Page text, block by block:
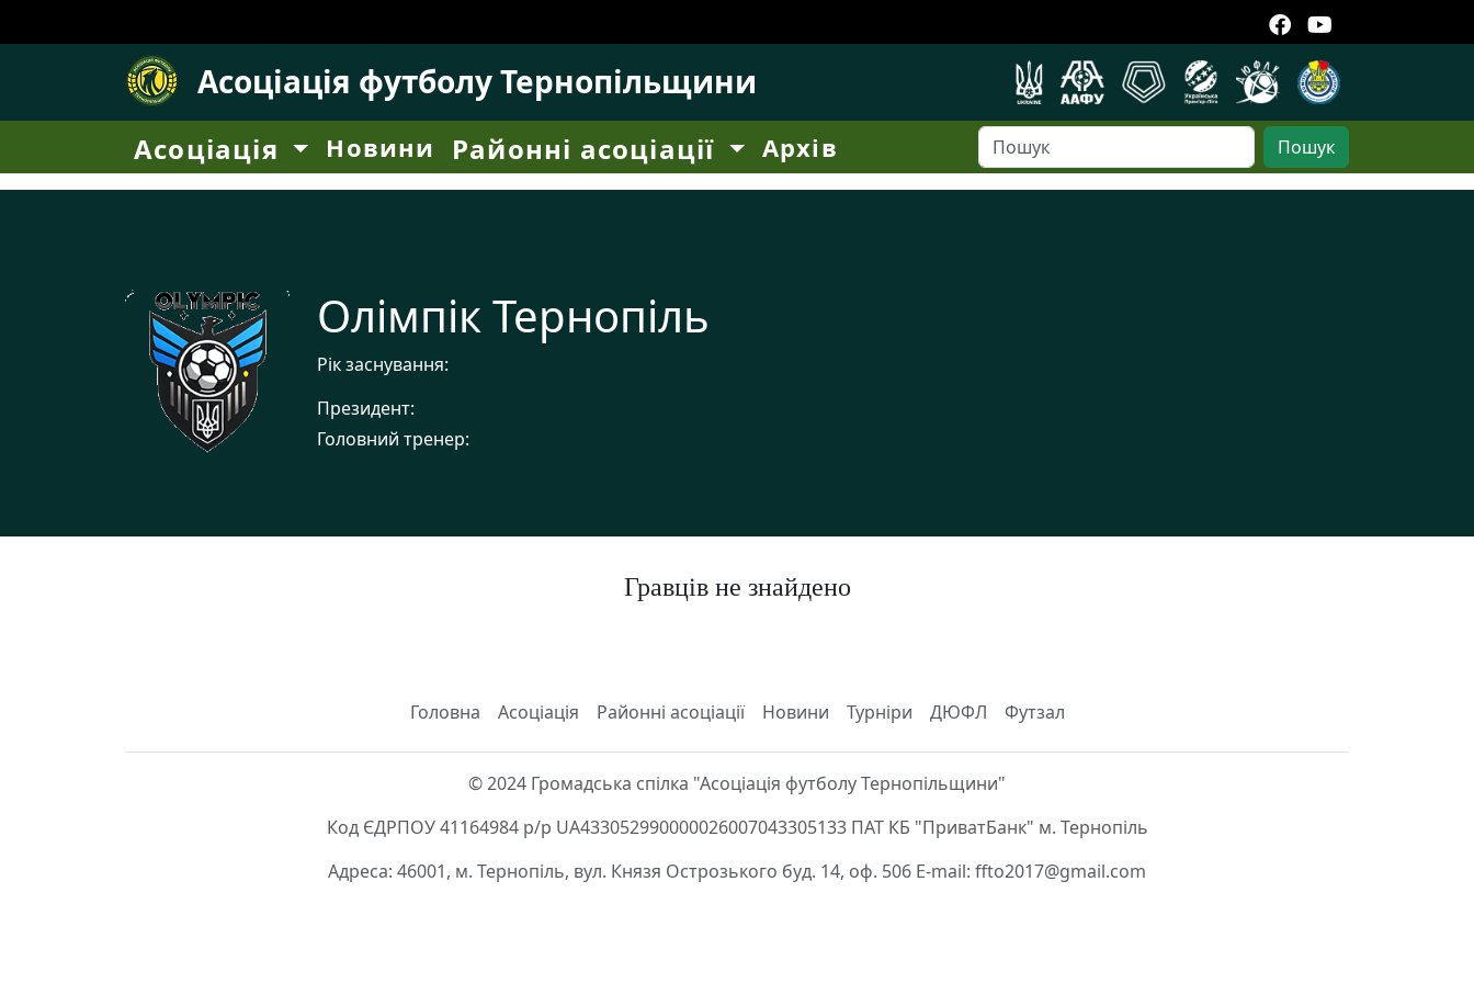
Асоціація футболу Тернопільщини
Асоціація Новини Районні асоціації Архів Пошук
Олімпік Тернопіль
Рік заснування:
Президент:
Головний тренер:
Гравців не знайдено
Головна Асоціація Районні асоціації Новини Турніри ДЮФЛ Футзал
© 2024 Громадська спілка "Асоціація футболу Тернопільщини"
Код ЄДРПОУ 41164984 р/р UA433052990000026007043305133 ПАТ КБ "ПриватБанк" м. Тернопіль
Адреса: 46001, м. Тернопіль, вул. Князя Острозького буд. 14, оф. 506 E-mail: ffto2017@gmail.com